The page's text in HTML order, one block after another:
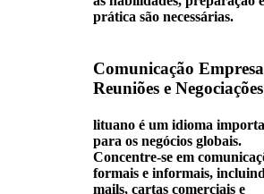
prática são necessárias.
Comunicação
Reuniões e Negociações
lituano é um idioma
para os negócios globais.
Concentre-se em
formais e informais,
mails, cartas comerciais e